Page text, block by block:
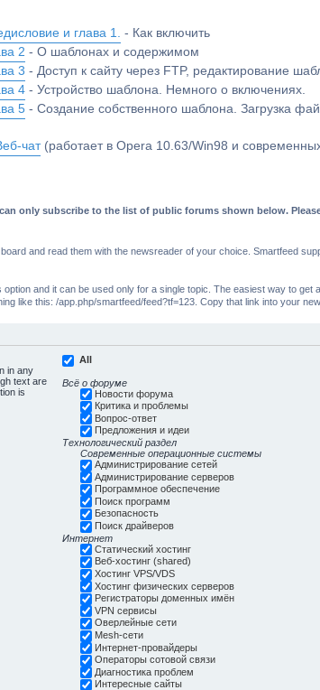
и глава 1.
- Как включить
2 - О шаблонах и содержимом
3 - Доступ к сайту через FTP, редактирование
4 - Устройство шаблона. Немного о включениях.
5 - Создание собственного шаблона. Загрузка
чат(работает в Opera 10.63/Win98 и
only subscribe to the list of public forums shown below.
and read them with the newsreader of your choice. Smartfeed
and it can be used only for a single topic. The easiest way to
like this: /app.php/smartfeed/feed?tf=123. Copy that link into your
in any
text are
is
All
Всё о форуме
Новости форума
Критика и проблемы
Вопрос-ответ
Предложения и идеи
Технологический раздел
Современные операционные системы
Администрирование сетей
Администрирование серверов
Программное обеспечение
Поиск программ
Безопасность
Поиск драйверов
Интернет
Статический хостинг
Веб-хостинг (shared)
Хостинг VPS/VDS
Хостинг физических серверов
Регистраторы доменных имён
VPN сервисы
Оверлейные сети
Mesh-сети
Интернет-провайдеры
Операторы сотовой связи
Диагностика проблем
Интересные сайты